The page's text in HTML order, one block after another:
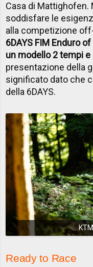
Casa di
soddisfare le
alla competizione
6DAYS FIM Enduro
un modello 2 tempi
presentazione della
significato dato che
della 6DAYS.
Ready to Race